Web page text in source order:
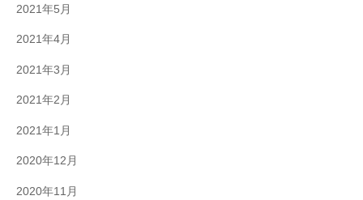
2021年5月
2021年4月
2021年3月
2021年2月
2021年1月
2020年12月
2020年11月